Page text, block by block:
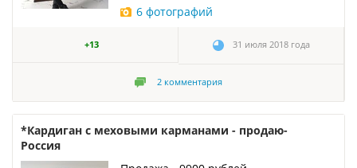
6 фотографий
+13 31 июля 2018 года
2 комментария
*Кардиган с меховыми карманами - продаю-
Россия